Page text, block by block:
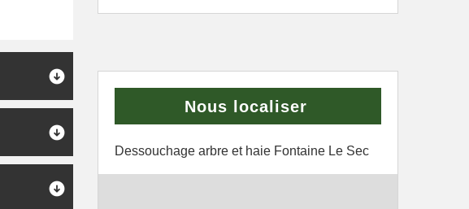
Nous localiser
Dessouchage arbre et haie Fontaine Le Sec